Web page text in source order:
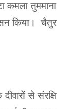
किया।
से